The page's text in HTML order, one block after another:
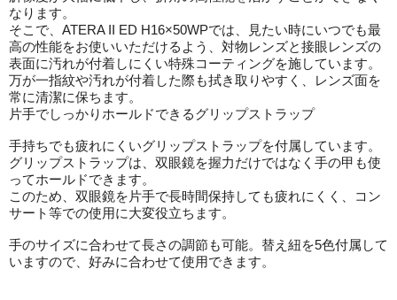
なります。
そこで、ATERA II ED H16×50WPでは、見たい時にいつでも最
高の性能をお使いいただけるよう、対物レンズと接眼レンズの
表面に汚れが付着しにくい特殊コーティングを施しています。
万が一指紋や汚れが付着した際も拭き取りやすく、レンズ面を
常に清潔に保ちます。
片手でしっかりホールドできるグリップストラップ
手持ちでも疲れにくいグリップストラップを付属しています。
グリップストラップは、双眼鏡を握力だけではなく手の甲も使
ってホールドできます。
このため、双眼鏡を片手で長時間保持しても疲れにくく、コン
サート等での使用に大変役立ちます。
手のサイズに合わせて長さの調節も可能。替え紐を5色付属して
いますので、好みに合わせて使用できます。